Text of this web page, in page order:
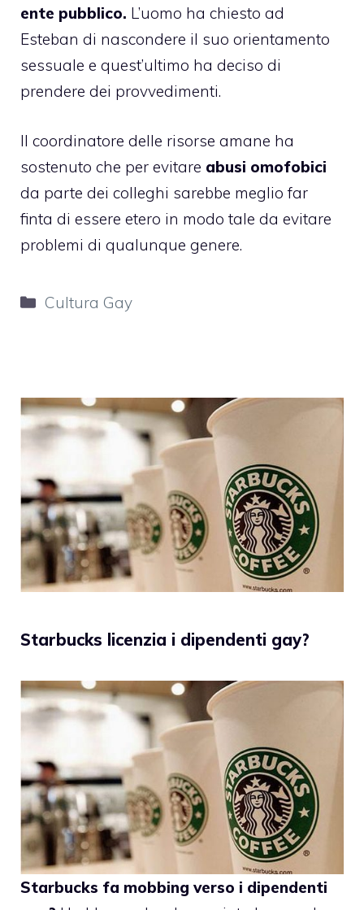
ente pubblico. L’uomo ha chiesto ad
Esteban di nascondere il suo orientamento
sessuale e quest’ultimo ha deciso di
prendere dei provvedimenti.
Il coordinatore delle risorse amane ha
sostenuto che per evitare abusi omofobici
da parte dei colleghi sarebbe meglio far
finta di essere etero in modo tale da evitare
problemi di qualunque genere.
Categorie
Cultura Gay
Starbucks licenzia i dipendenti gay?
Starbucks fa mobbing verso i dipendenti